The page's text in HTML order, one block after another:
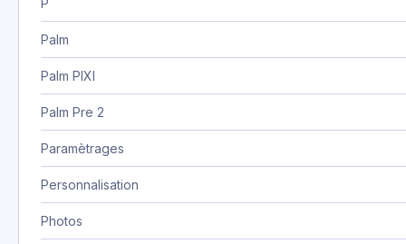
P
Palm
Palm PIXI
Palm Pre 2
Paramètrages
Personnalisation
Photos